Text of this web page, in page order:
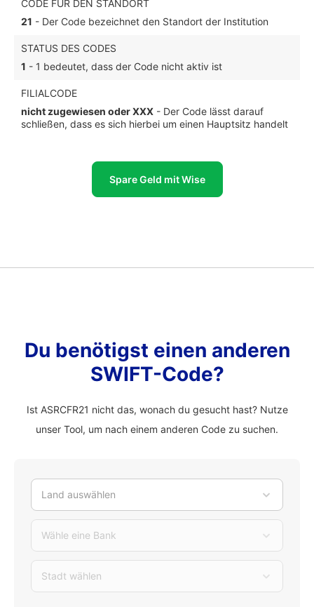
CODE FÜR DEN STANDORT
21 - Der Code bezeichnet den Standort der Institution
STATUS DES CODES
1 - 1 bedeutet, dass der Code nicht aktiv ist
FILIALCODE
nicht zugewiesen oder XXX - Der Code lässt darauf
schließen, dass es sich hierbei um einen Hauptsitz handelt
Spare Geld mit Wise
Du benötigst einen anderen
SWIFT-Code?
Ist ASRCFR21 nicht das, wonach du gesucht hast? Nutze
unser Tool, um nach einem anderen Code zu suchen.
Land auswählen
Wähle eine Bank
Stadt wählen